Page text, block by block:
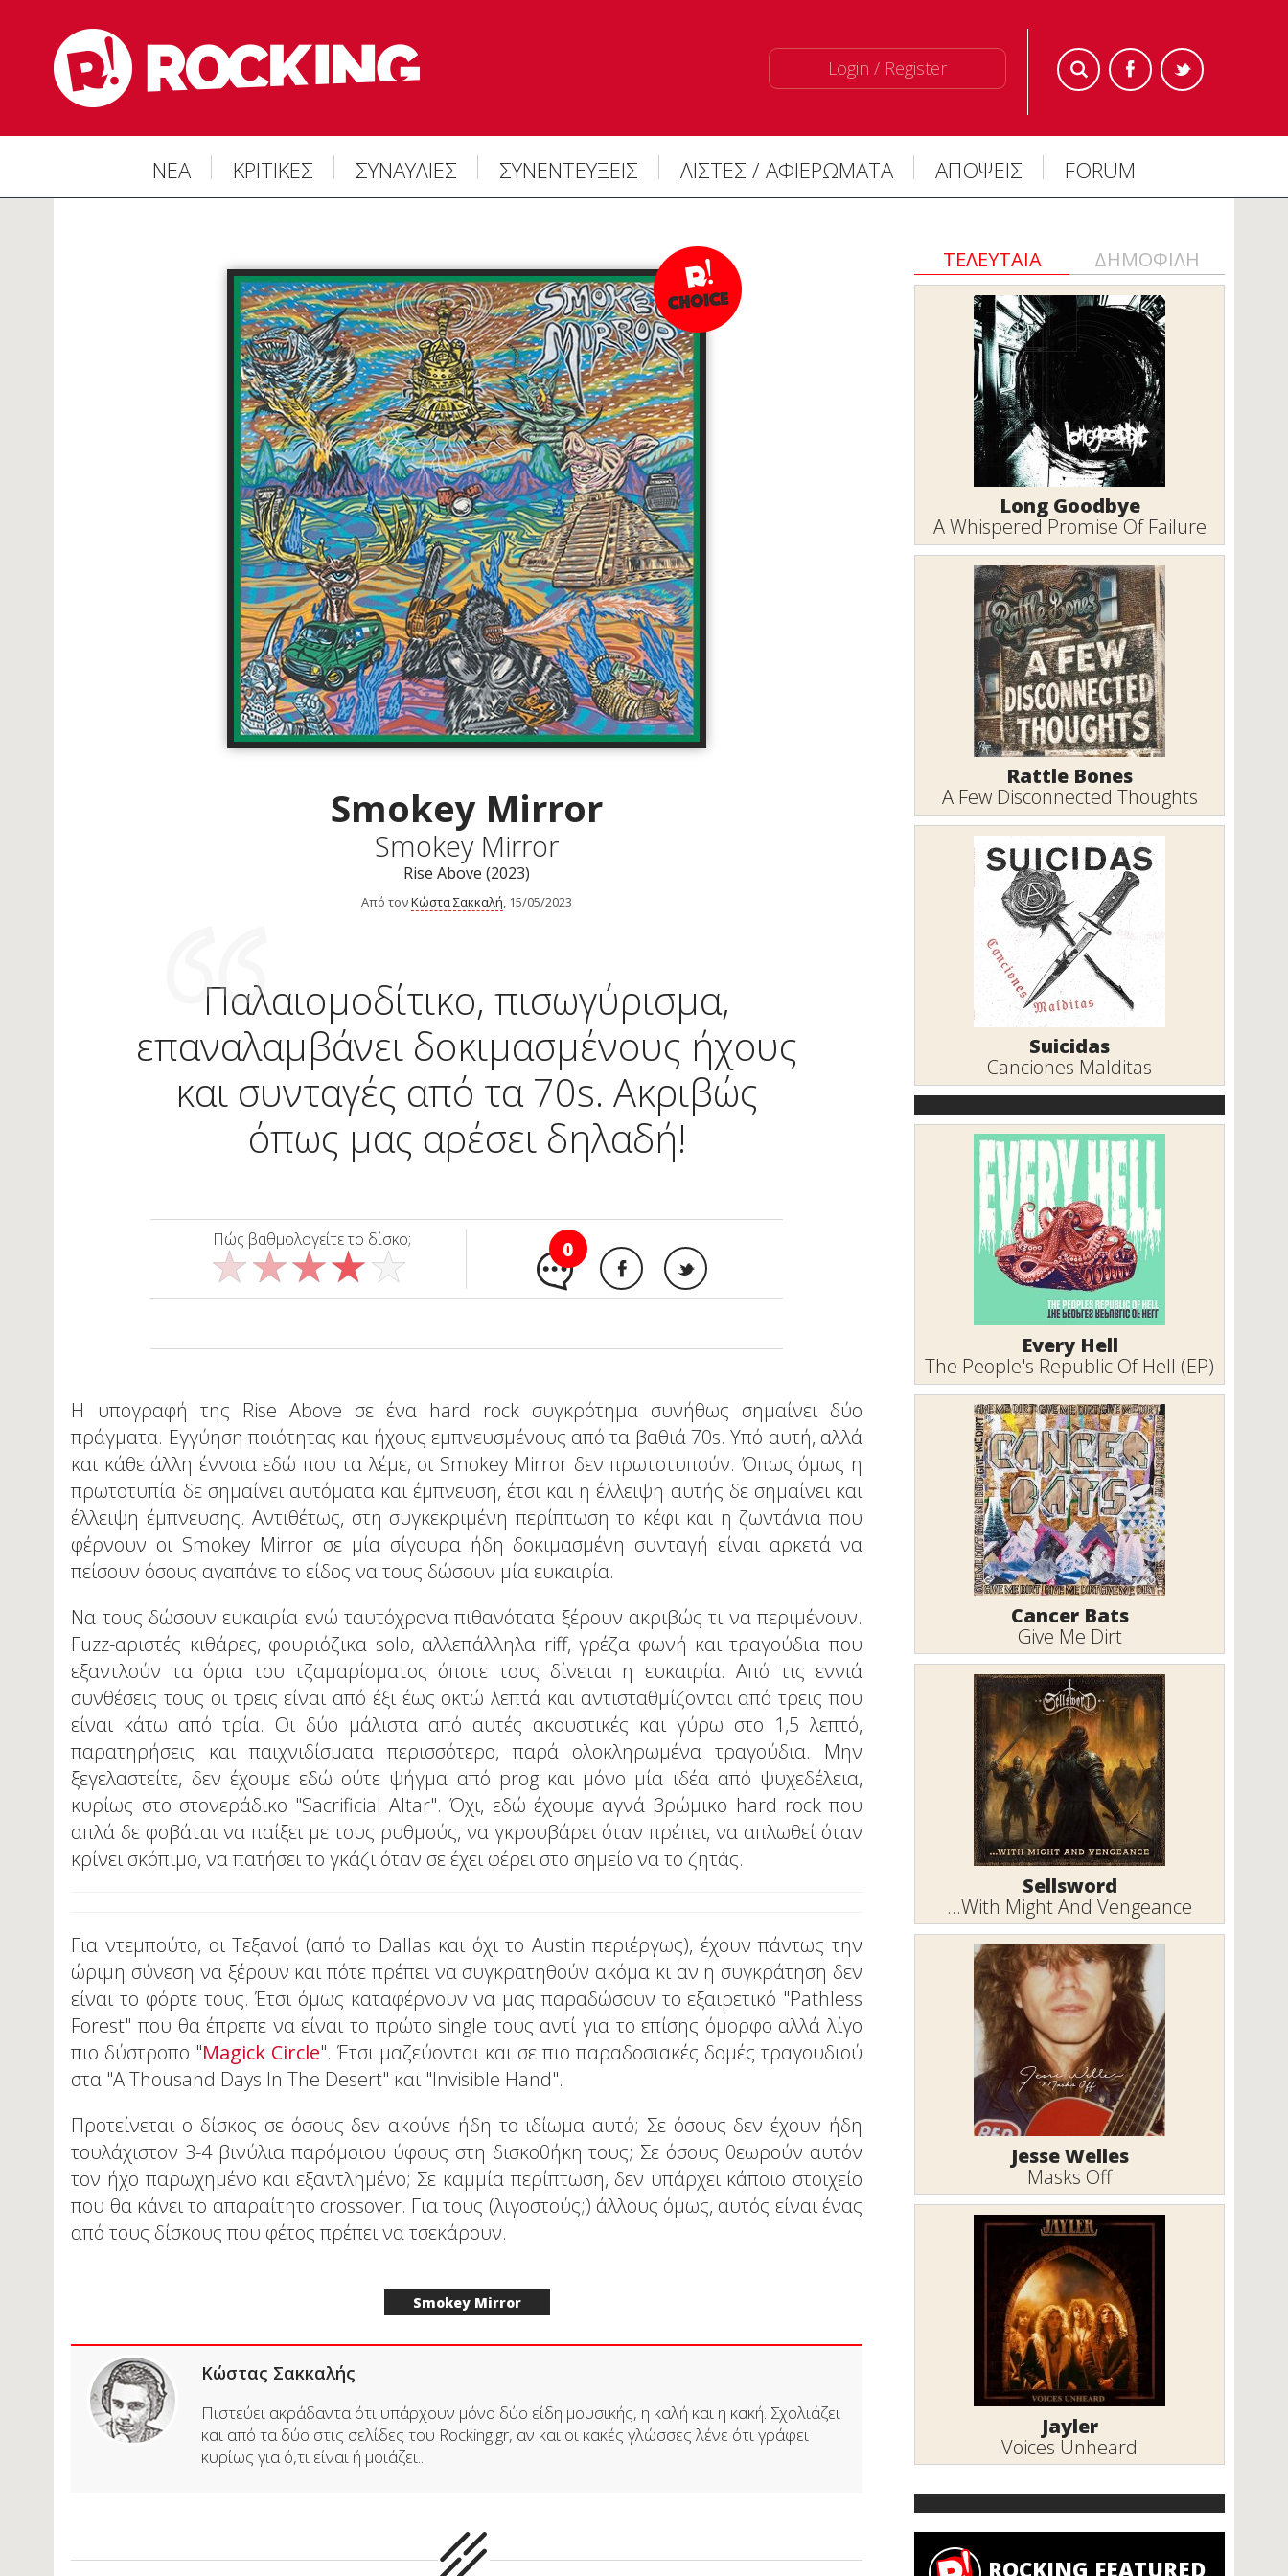
Login / Register
ΝΕΑ ΚΡΙΤΙΚΕΣ ΣΥΝΑΥΛΙΕΣ ΣΥΝΕΝΤΕΥΞΕΙΣ ΛΙΣΤΕΣ / ΑΦΙΕΡΩΜΑΤΑ ΑΠΟΨΕΙΣ FORUM
Smokey Mirror
Smokey Mirror
Rise Above (2023)
Από τονΚώστα Σακκαλή, 15/05/2023
Παλαιομοδίτικο, πισωγύρισμα,
επαναλαμβάνει δοκιμασμένους ήχους
και συνταγές από τα 70s. Ακριβώς
όπως μας αρέσει δηλαδή!
Πώς βαθμολογείτε το δίσκο; 0
Η υπογραφή της Rise Above σε ένα hard rock συγκρότημα συνήθως σημαίνει δύο
πράγματα. Εγγύηση ποιότητας και ήχους εμπνευσμένους από τα βαθιά 70s. Υπό αυτή, αλλά
και κάθε άλλη έννοια εδώ που τα λέμε, οι Smokey Mirror δεν πρωτοτυπούν. Όπως όμως η
πρωτοτυπία δε σημαίνει αυτόματα και έμπνευση, έτσι και η έλλειψη αυτής δε σημαίνει και
έλλειψη έμπνευσης. Αντιθέτως, στη συγκεκριμένη περίπτωση το κέφι και η ζωντάνια που
φέρνουν οι Smokey Mirror σε μία σίγουρα ήδη δοκιμασμένη συνταγή είναι αρκετά να
πείσουν όσους αγαπάνε το είδος να τους δώσουν μία ευκαιρία.
Να τους δώσουν ευκαιρία ενώ ταυτόχρονα πιθανότατα ξέρουν ακριβώς τι να περιμένουν.
Fuzz-αριστές κιθάρες, φουριόζικα solo, αλλεπάλληλα riff, γρέζα φωνή και τραγούδια που
εξαντλούν τα όρια του τζαμαρίσματος όποτε τους δίνεται η ευκαιρία. Από τις εννιά
συνθέσεις τους οι τρεις είναι από έξι έως οκτώ λεπτά και αντισταθμίζονται από τρεις που
είναι κάτω από τρία. Οι δύο μάλιστα από αυτές ακουστικές και γύρω στο 1,5 λεπτό,
παρατηρήσεις και παιχνιδίσματα περισσότερο, παρά ολοκληρωμένα τραγούδια. Μην
ξεγελαστείτε, δεν έχουμε εδώ ούτε ψήγμα από prog και μόνο μία ιδέα από ψυχεδέλεια,
κυρίως στο στονεράδικο "Sacrificial Altar". Όχι, εδώ έχουμε αγνά βρώμικο hard rock που
απλά δε φοβάται να παίξει με τους ρυθμούς, να γκρουβάρει όταν πρέπει, να απλωθεί όταν
κρίνει σκόπιμο, να πατήσει το γκάζι όταν σε έχει φέρει στο σημείο να το ζητάς.
Για ντεμπούτο, οι Τεξανοί (από το Dallas και όχι το Austin περιέργως), έχουν πάντως την
ώριμη σύνεση να ξέρουν και πότε πρέπει να συγκρατηθούν ακόμα κι αν η συγκράτηση δεν
είναι το φόρτε τους. Έτσι όμως καταφέρνουν να μας παραδώσουν το εξαιρετικό "Pathless
Forest" που θα έπρεπε να είναι το πρώτο single τους αντί για το επίσης όμορφο αλλά λίγο
πιο δύστροπο "Magick Circle". Έτσι μαζεύονται και σε πιο παραδοσιακές δομές τραγουδιού
στα "A Thousand Days In The Desert" και "Invisible Hand".
Προτείνεται ο δίσκος σε όσους δεν ακούνε ήδη το ιδίωμα αυτό; Σε όσους δεν έχουν ήδη
τουλάχιστον 3-4 βινύλια παρόμοιου ύφους στη δισκοθήκη τους; Σε όσους θεωρούν αυτόν
τον ήχο παρωχημένο και εξαντλημένο; Σε καμμία περίπτωση, δεν υπάρχει κάποιο στοιχείο
που θα κάνει το απαραίτητο crossover. Για τους (λιγοστούς;) άλλους όμως, αυτός είναι ένας
από τους δίσκους που φέτος πρέπει να τσεκάρουν.
Smokey Mirror
Κώστας Σακκαλής
Πιστεύει ακράδαντα ότι υπάρχουν μόνο δύο είδη μουσικής, η καλή και η κακή. Σχολιάζει
και από τα δύο στις σελίδες του Rocking.gr, αν και οι κακές γλώσσες λένε ότι γράφει
κυρίως για ό,τι είναι ή μοιάζει...
ΤΕΛΕΥΤΑΙΑ ΔΗΜΟΦΙΛΗ
Long Goodbye
A Whispered Promise Of Failure
Rattle Bones
A Few Disconnected Thoughts
Suicidas
Canciones Malditas
Every Hell
The People's Republic Of Hell (EP)
Cancer Bats
Give Me Dirt
Sellsword
...With Might And Vengeance
Jesse Welles
Masks Off
Jayler
Voices Unheard
ROCKING FEATURED